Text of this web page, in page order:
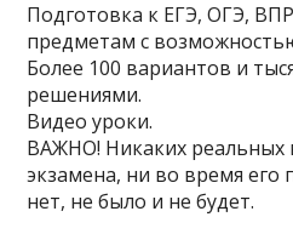
Подготовка к ЕГЭ, ОГЭ,
предметам с
Более 100 вариантов и
решениями.
Видео уроки.
ВАЖНО! Никаких реальных
экзамена, ни во время его
нет, не было и не будет.